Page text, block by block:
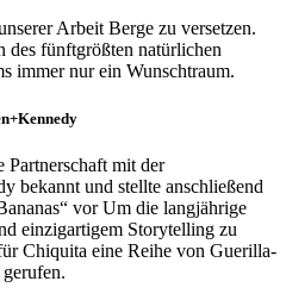
Arbeit Berge zu versetzen.
des fünftgrößten natürlichen
immer nur ein Wunschtraum.
Partnerschaft mit der
bekannt und stellte anschließend
vor Um die langjährige
einzigartigem Storytelling zu
Chiquita eine Reihe von Guerilla-